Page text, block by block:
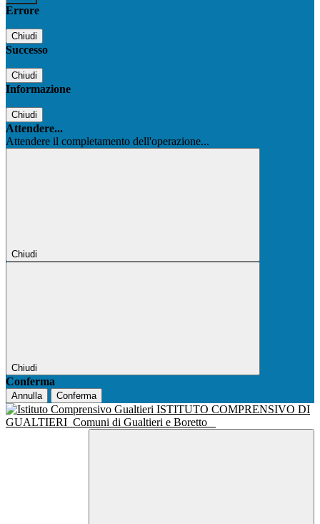
Errore
Chiudi
Successo
Chiudi
Informazione
Chiudi
Attendere...
Attendere il completamento dell'operazione...
Chiudi
Chiudi
Conferma
Annulla Conferma
ISTITUTO COMPRENSIVO DI
GUALTIERI Comuni di Gualtieri e Boretto